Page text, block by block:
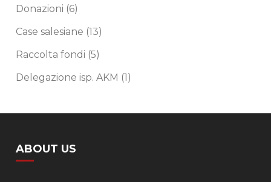
Donazioni (6)
Case salesiane (13)
Raccolta fondi (5)
Delegazione isp. AKM (1)
ABOUT US